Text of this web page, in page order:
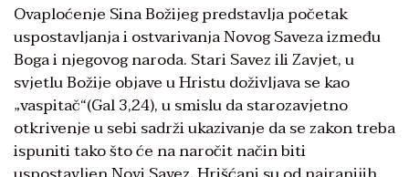
Ovaploćenje Sina Božijeg predstavlja početak
uspostavljanja i ostvarivanja Novog Saveza između
Boga i njegovog naroda. Stari Savez ili Zavjet, u
svjetlu Božije objave u Hristu doživljava se kao
„vaspitač“(Gal 3,24), u smislu da starozavjetno
otkrivenje u sebi sadrži ukazivanje da se zakon treba
ispuniti tako što će na naročit način biti